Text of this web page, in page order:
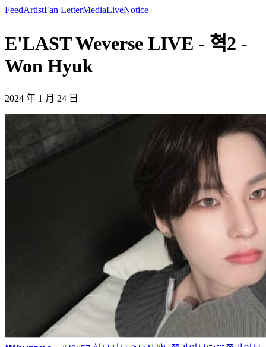
FeedArtistFan LetterMediaLiveNotice
E'LAST Weverse LIVE - 혁2 -
Won Hyuk
2024 年 1 月 24 日